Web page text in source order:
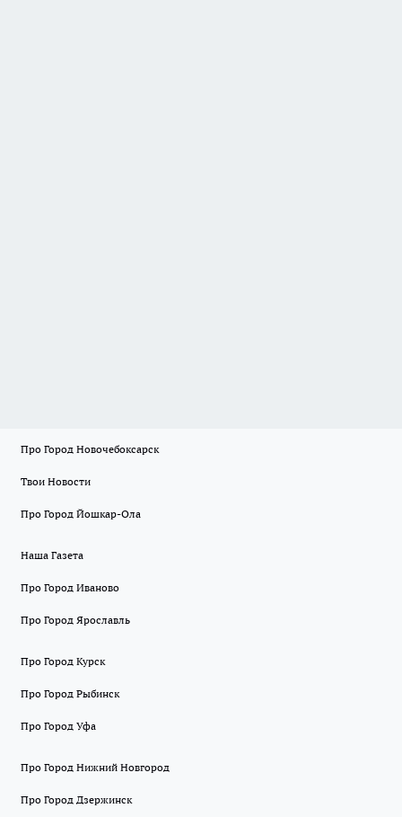
Про Город Новочебоксарск
Твои Новости
Про Город Йошкар-Ола
Наша Газета
Про Город Иваново
Про Город Ярославль
Про Город Курск
Про Город Рыбинск
Про Город Уфа
Про Город Нижний Новгород
Про Город Дзержинск